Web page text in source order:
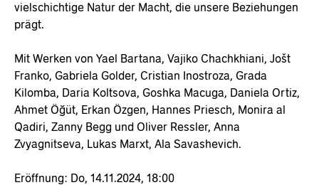
vielschichtige Natur der Macht, die unsere Beziehungen
prägt.
Mit Werken von Yael Bartana, Vajiko Chachkhiani, Jošt
Franko, Gabriela Golder, Cristian Inostroza, Grada
Kilomba, Daria Koltsova, Goshka Macuga, Daniela Ortiz,
Ahmet Öğüt, Erkan Özgen, Hannes Priesch, Monira al
Qadiri, Zanny Begg und Oliver Ressler, Anna
Zvyagnitseva, Lukas Marxt, Ala Savashevich.
Eröffnung: Do, 14.11.2024, 18:00